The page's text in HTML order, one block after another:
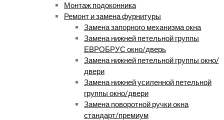
Монтаж подоконника
Ремонт и замена фурнитуры
Замена запорного механизма окна
Замена нижней петельной группы
ЕВРОБРУС окно/дверь
Замена нижней петельной группы окно/
двери
Замена нижней усиленной петельной
группы окно/двери
Замена поворотной ручки окна
стандарт/премиум